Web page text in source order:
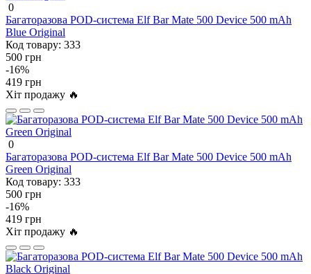
0
Багаторазова POD-система Elf Bar Mate 500 Device 500 mAh
Blue Original
Код товару: 333
500 грн
-16%
419 грн
Хіт продажу 🔥
0
Багаторазова POD-система Elf Bar Mate 500 Device 500 mAh
Green Original
Код товару: 333
500 грн
-16%
419 грн
Хіт продажу 🔥